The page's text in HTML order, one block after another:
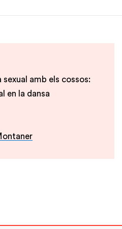
sexual amb els cossos:
en la dansa